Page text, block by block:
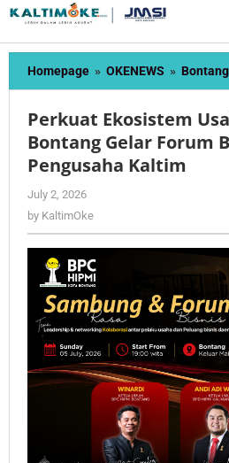
Skip
content
Homepage » OKENEWS » Bontang
Perkuat Ekosistem
Bontang Gelar Forum
Pengusaha Kaltim
July 2, 2026
by KaltimOke